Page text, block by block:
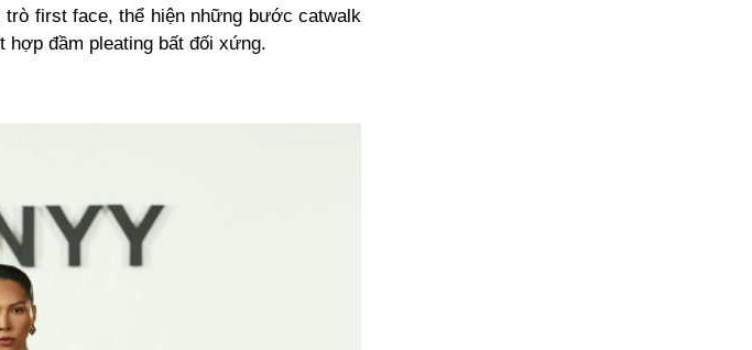
trò first face, thể hiện những bước catwalk
hợp đầm pleating bất đối xứng.